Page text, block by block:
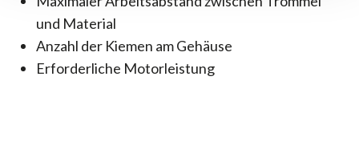
und Material
Anzahl der Kiemen am Gehäuse
Erforderliche Motorleistung